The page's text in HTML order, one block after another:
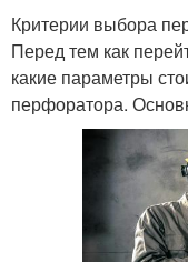
Критерии выбора
Перед тем как
какие параметры
перфоратора.